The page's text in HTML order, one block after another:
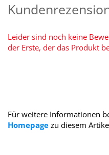
Leider sind noch keine
der Erste, der das Produkt
Für weitere Informationen
Homepage zu diesem